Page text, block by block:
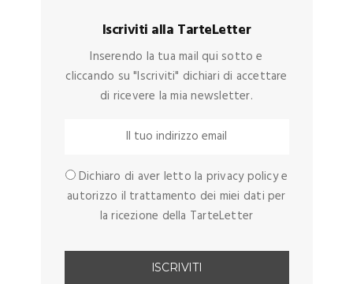
Iscriviti alla TarteLetter
Inserendo la tua mail qui sotto e
cliccando su "Iscriviti" dichiari di accettare
di ricevere la mia newsletter.
Dichiaro di aver letto la privacy policy e
autorizzo il trattamento dei miei dati per
la ricezione della TarteLetter